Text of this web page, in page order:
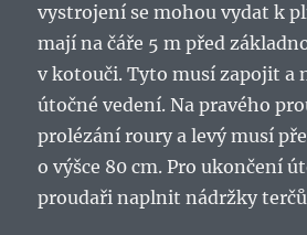
vystrojení se mohou vydat k
mají na čáře 5 m před
v kotouči. Tyto musí zapojit a
útočné vedení. Na pravého
prolézání roury a levý musí
o výšce 80 cm. Pro ukončení
proudaři naplnit nádržky terčů